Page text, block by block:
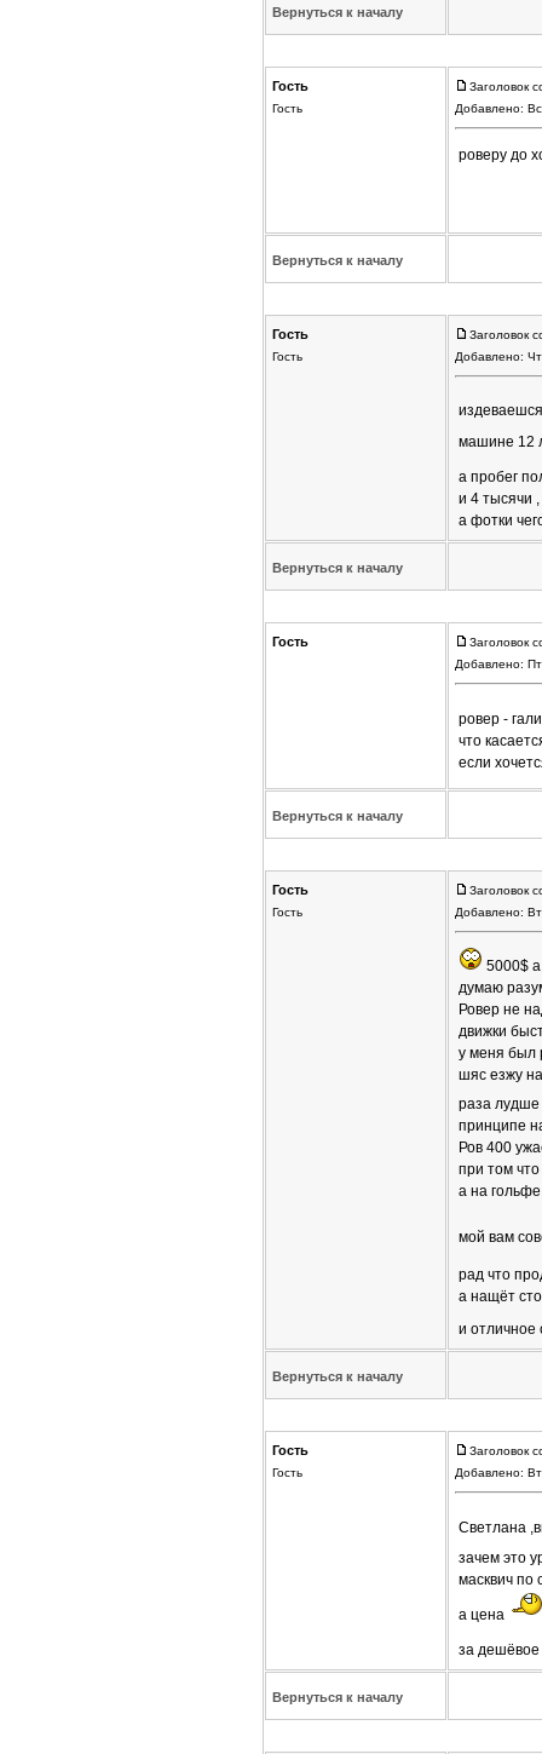
Вернуться к началу
Гость
Гость
Заголовок
Добавлено:
роверу до
Вернуться к началу
Гость
Гость
Заголовок
Добавлено:
машине 12
а пробег
и 4 тысячи
а фотки
Вернуться к началу
Гость
Заголовок
Добавлено:
ровер -
что
если
Вернуться к началу
Гость
Гость
Заголовок
Добавлено:
5000$ а
думаю
Ровер не
движки
у меня был
шяс езжу
раза лудше
принципе
Ров 400
при том
а на
мой вам
рад что
а нащёт
и отличное
Вернуться к началу
Гость
Гость
Заголовок
Добавлено:
Светлана
зачем это
масквич по
а цена
за дешёвое
Вернуться к началу